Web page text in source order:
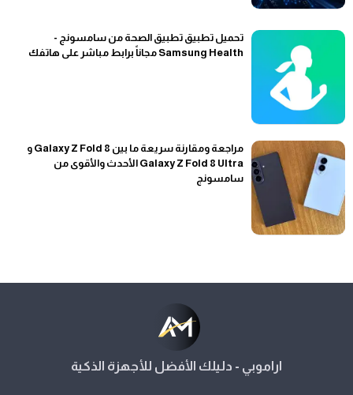
تحميل تطبيق تطبيق الصحة من سامسونج -
Samsung Health مجاناً برابط مباشر على هاتفك
مراجعة ومقارنة سريعة ما بين Galaxy Z Fold 8 و
Galaxy Z Fold 8 Ultra الأحدث والأقوى من
سامسونج
اراموبي - دليلك الأفضل للأجهزة الذكية